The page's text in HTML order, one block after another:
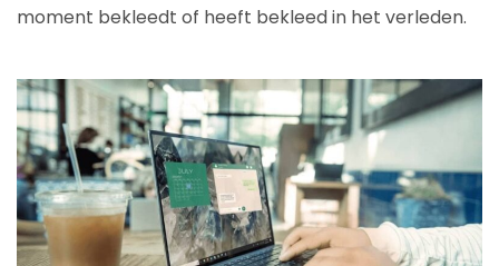
moment bekleedt of heeft bekleed in het verleden.